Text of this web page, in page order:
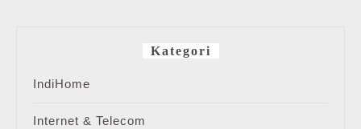
Kategori
IndiHome
Internet & Telecom